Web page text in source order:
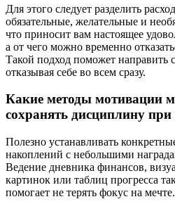
Для этого следует разделить
обязательные, желательные и
что приносит вам настоящее
а от чего можно временно
Такой подход поможет направить
отказывая себе во всем сразу.
Какие методы мотивации
сохранять дисциплину
Полезно устанавливать
накоплений с небольшими
Ведение дневника финансов,
картинок или таблиц прогресса
помогает не терять фокус на мечте.